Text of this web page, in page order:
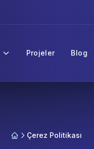
Projeler Blog
Çerez Politikası